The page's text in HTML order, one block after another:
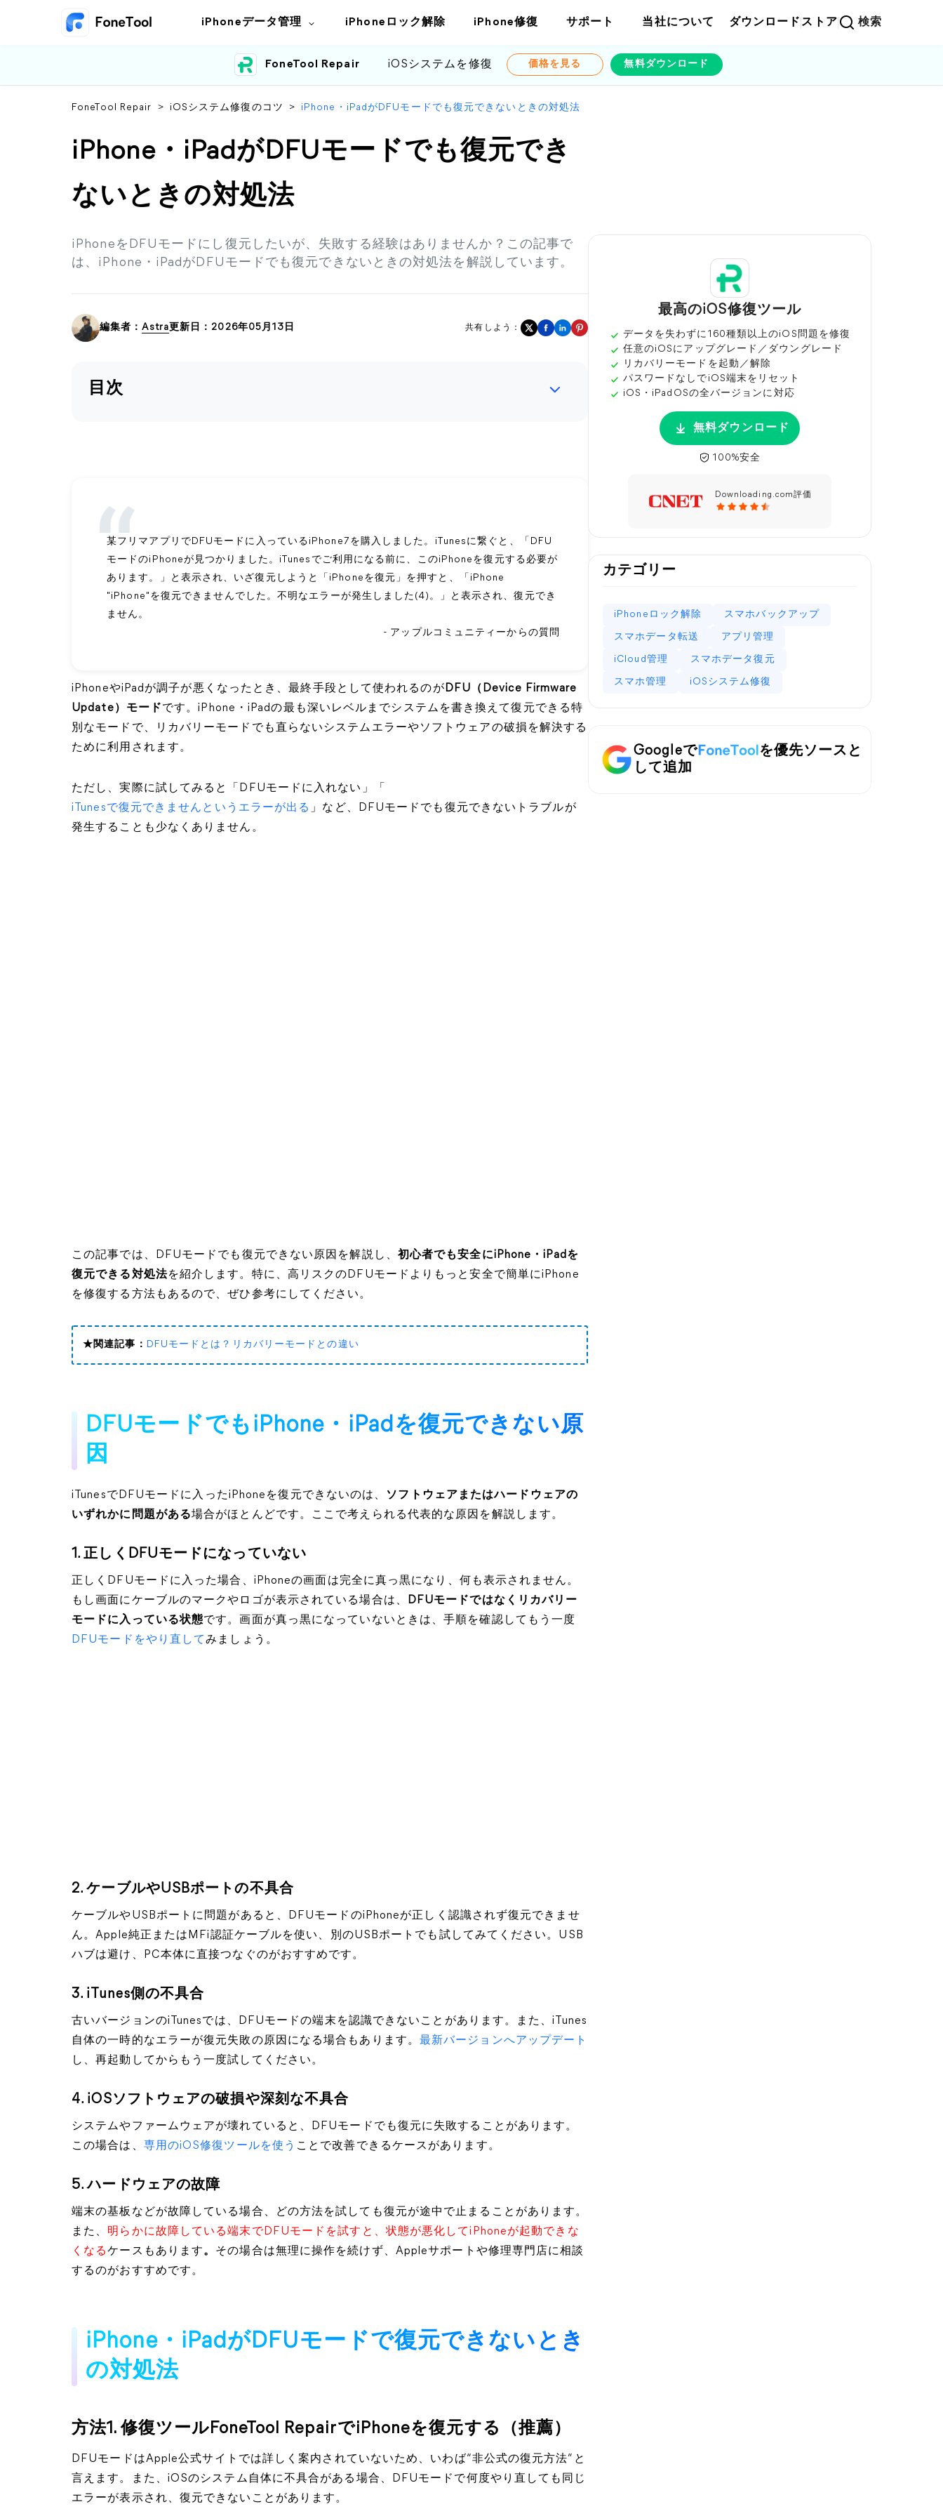
iPhoneデータ管理 iPhoneロック解除 iPhone修復 サポート 当社について ダウンロード ストア 検索
FoneTool Repair iOSシステムを修復 価格を見る 無料ダウンロード
FoneTool Repair > iOSシステム修復のコツ > iPhone・iPadがDFUモードでも復元できないときの対処法
iPhone・iPadがDFUモードでも復元でき
ないときの対処法
iPhoneをDFUモードにし復元したいが、失敗する経験はありませんか？この記事で
は、iPhone・iPadがDFUモードでも復元できないときの対処法を解説しています。
編集者：Astra更新日：2026年05月13日 共有しよう：
目次
某フリマアプリでDFUモードに入っているiPhone7を購入しました。iTunesに繋ぐと、「DFU
モードのiPhoneが見つかりました。iTunesでご利用になる前に、このiPhoneを復元する必要が
あります。」と表示され、いざ復元しようと「iPhoneを復元」を押すと、「iPhone
"iPhone"を復元できませんでした。不明なエラーが発生しました(4)。」と表示され、復元でき
ません。
- アップルコミュニティーからの質問
iPhoneやiPadが調子が悪くなったとき、最終手段として使われるのが DFU（Device Firmware
Update）​​​​​​​モード です。iPhone・iPadの最も深いレベルまでシステムを書き換えて復元できる特
別なモードで、リカバリーモードでも直らないシステムエラーやソフトウェアの破損を解決する
ために利用されます。
ただし、実際に試してみると「DFUモードに入れない」「
iTunesで復元できませんというエラーが出る 」など、DFUモードでも復元できないトラブルが
発生することも少なくありません。
この記事では、DFUモードでも復元できない原因を解説し、 初心者でも安全にiPhone・iPadを
復元できる対処法を紹介します。特に、高リスクのDFUモードよりもっと安全で簡単にiPhone
を修復する方法もあるので、ぜひ参考にしてください。
★関連記事： DFUモードとは？リカバリーモードとの違い
DFUモードでもiPhone・iPadを復元できない原
因
iTunesでDFUモードに入ったiPhoneを復元できないのは、
ソフトウェアまたはハードウェアの
いずれかに問題がある場合がほとんどです。ここで考えられる代表的な原因を解説します。
1. 正しくDFUモードになっていない
正しくDFUモードに入った場合、iPhoneの画面は完全に真っ黒になり、何も表示されません。
もし画面にケーブルのマークやロゴが表示されている場合は、
DFUモードではなくリカバリー
モードに入っている状態です。画面が真っ黒になっていないときは、手順を確認してもう一度
DFUモードをやり直してみましょう。
2. ケーブルやUSBポートの不具合
ケーブルやUSBポートに問題があると、DFUモードのiPhoneが正しく認識されず復元できませ
ん。Apple純正またはMFi認証ケーブルを使い、別のUSBポートでも試してみてください。USB
ハブは避け、PC本体に直接つなぐのがおすすめです。
3. iTunes側の不具合
古いバージョンのiTunesでは、DFUモードの端末を認識できないことがあります。また、iTunes
自体の一時的なエラーが復元失敗の原因になる場合もあります。 最新バージョンへアップデート
し、再起動してからもう一度試してください。
4. iOSソフトウェアの破損や深刻な不具合
システムやファームウェアが壊れていると、DFUモードでも復元に失敗することがあります。
この場合は、 専用のiOS修復ツールを使う ことで改善できるケースがあります。
5. ハードウェアの故障
端末の基板などが故障している場合、どの方法を試しても復元が途中で止まることがあります。
また、 明らかに故障している端末でDFUモードを試すと、状態が悪化してiPhoneが起動できな
くなるケースもあります。 その場合は無理に操作を続けず、Appleサポートや修理専門店に相談
するのがおすすめです。
iPhone・iPadがDFUモードで復元できないとき
の対処法
方法1. 修復ツールFoneTool RepairでiPhoneを復元する（推薦）
DFUモードはApple公式サイトでは詳しく案内されていないため、いわば“非公式の復元方法”と
言えます。また、iOSのシステム自体に不具合がある場合、DFUモードで何度やり直しても同じ
エラーが表示され、復元できないことがあります。
最高のiOS修復ツール
データを失わずに160種類以上のiOS問題を修復
任意のiOSにアップグレード／ダウングレード
リカバリーモードを起動／解除
パスワードなしでiOS端末をリセット
iOS・iPadOSの全バージョンに対応
無料ダウンロード
100%安全
Downloading.com評価
カテゴリー
iPhoneロック解除 スマホバックアップ
スマホデータ転送 アプリ管理
iCloud管理 スマホデータ復元
スマホ管理 iOSシステム修復
Googleで
を優先ソースと
して追加